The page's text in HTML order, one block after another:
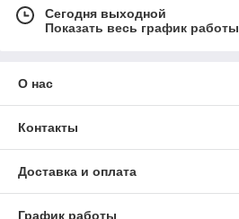
Сегодня выходной
Показать весь график работы
О нас
Контакты
Доставка и оплата
График работы